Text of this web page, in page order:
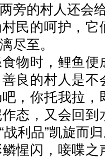
旁的村人还会
民的呵护，
尽至。
物时，鲤鱼
良的村人是
，你托我拉
态，又会回
利品”凯旋而
惺闪，唼喋